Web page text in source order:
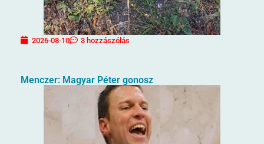
2026-08-10 3 hozzászólás
Menczer: Magyar Péter gonosz